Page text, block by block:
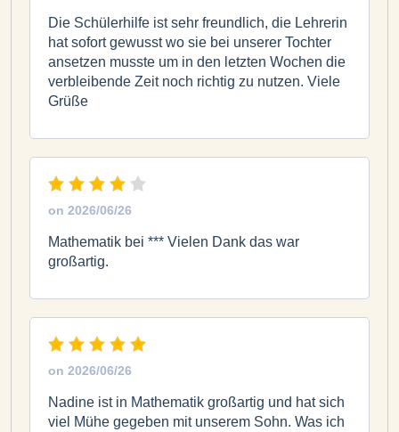
Die Schülerhilfe ist sehr freundlich, die Lehrerin
hat sofort gewusst wo sie bei unserer Tochter
ansetzen musste um in den letzten Wochen die
verbleibende Zeit noch richtig zu nutzen. Viele
Grüße
on 2026/06/26
Mathematik bei *** Vielen Dank das war
großartig.
on 2026/06/26
Nadine ist in Mathematik großartig und hat sich
viel Mühe gegeben mit unserem Sohn. Was ich